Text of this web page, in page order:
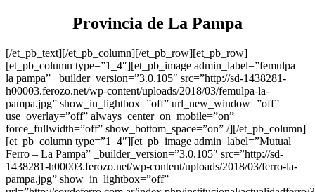
Provincia de La Pampa
[/et_pb_text][/et_pb_column][/et_pb_row][et_pb_row]
[et_pb_column type=”1_4″][et_pb_image admin_label=”femulpa –
la pampa” _builder_version=”3.0.105″ src=”http://sd-1438281-
h00003.ferozo.net/wp-content/uploads/2018/03/femulpa-la-
pampa.jpg” show_in_lightbox=”off” url_new_window=”off”
use_overlay=”off” always_center_on_mobile=”on”
force_fullwidth=”off” show_bottom_space=”on” /][/et_pb_column]
[et_pb_column type=”1_4″][et_pb_image admin_label=”Mutual
Ferro – La Pampa” _builder_version=”3.0.105″ src=”http://sd-
1438281-h00003.ferozo.net/wp-content/uploads/2018/03/ferro-la-
pampa.jpg” show_in_lightbox=”off”